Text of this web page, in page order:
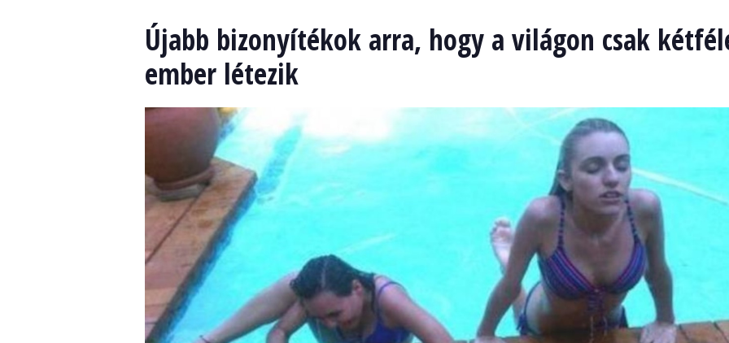
Újabb bizonyítékok arra, hogy a világon csak
ember létezik